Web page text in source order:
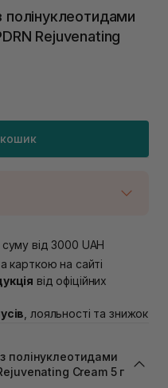
Rejuvenating
Підстригача, 1В
Бандери 45
від 3000 UAH
карткою на сайті
від офіційних
, лояльності та знижок
полінуклеотидами
Cream 5 г